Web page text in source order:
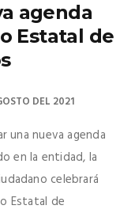
agenda
Estatal de
DEL 2021
una nueva agenda
en la entidad, la
celebrará
Estatal de